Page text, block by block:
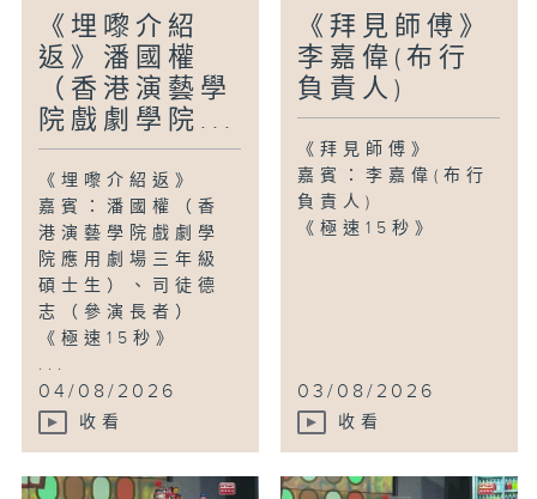
《埋嚟介紹
返》潘國權
（香港演藝學
院戲劇學院...
《埋嚟介紹返》
嘉賓：潘國權（香
港演藝學院戲劇學
院應用劇場三年級
碩士生）、司徒德
志（參演長者）
《極速15秒》
...
04/08/2026
收看
《拜見師傅》
李嘉偉(布行
負責人)
《拜見師傅》
嘉賓：李嘉偉(布行
負責人)
《極速15秒》
03/08/2026
收看